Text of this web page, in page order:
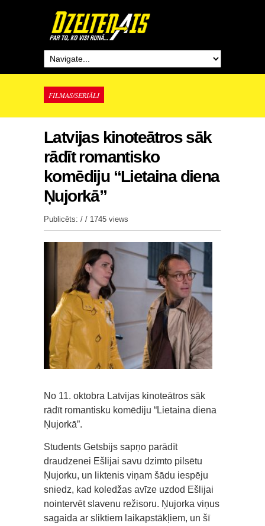
FILMAS/SERIĀLI
Latvijas kinoteātros sāk
rādīt romantisko
komēdiju “Lietaina diena
Ņujorkā”
Publicēts: / / 1745 views
No 11. oktobra Latvijas kinoteātros sāk
rādīt romantisku komēdiju “Lietaina diena
Ņujorkā”.
Students Getsbijs sapņo parādīt
draudzenei Ešlijai savu dzimto pilsētu
Ņujorku, un liktenis viņam šādu iespēju
sniedz, kad koledžas avīze uzdod Ešlijai
nointervēt slavenu režisoru. Ņujorka viņus
sagaida ar sliktiem laikapstākļiem, un šī